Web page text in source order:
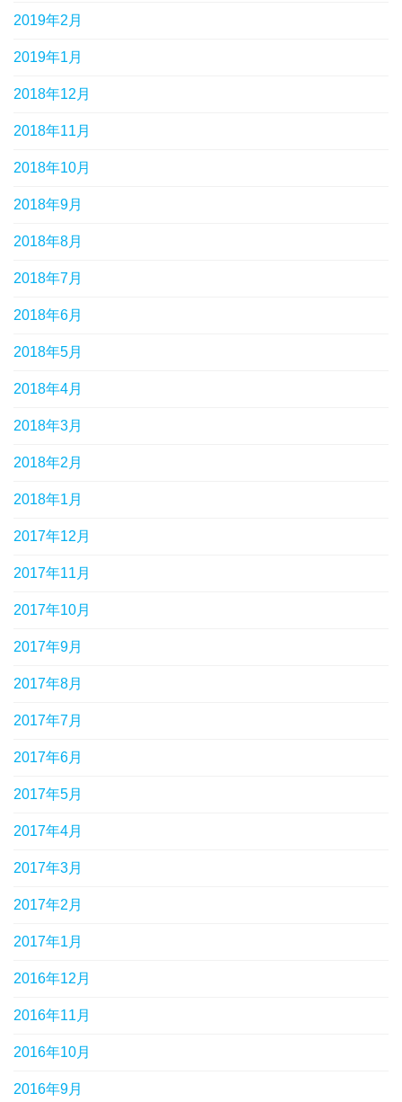
2019年2月
2019年1月
2018年12月
2018年11月
2018年10月
2018年9月
2018年8月
2018年7月
2018年6月
2018年5月
2018年4月
2018年3月
2018年2月
2018年1月
2017年12月
2017年11月
2017年10月
2017年9月
2017年8月
2017年7月
2017年6月
2017年5月
2017年4月
2017年3月
2017年2月
2017年1月
2016年12月
2016年11月
2016年10月
2016年9月